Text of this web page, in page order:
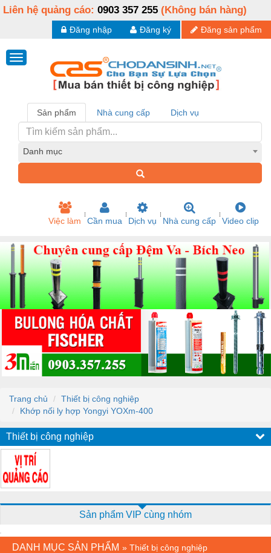
Liên hệ quảng cáo: 0903 357 255 (Không bán hàng)
Đăng sản phẩm
Đăng ký
Đăng nhập
Sản phẩm Nhà cung cấp Dịch vụ
Danh mục
Việc làm Cần mua Dịch vụ Nhà cung cấp Video clip
Trang chủ
Thiết bị công nghiệp
Khớp nối ly hợp Yongyi YOXm-400
Thiết bị công nghiệp
Sản phẩm VIP cùng nhóm
DANH MỤC SẢN PHẨM » Thiết bị công nghiệp